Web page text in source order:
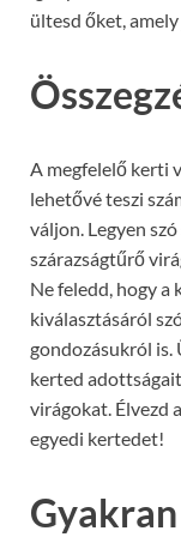
ültesd őket,
A megfelelő kerti
lehetővé teszi
váljon. Legyen
szárazságtűrő
Ne feledd, hogy a
kiválasztásáról
gondozásukról is.
kerted
virágokat. Élvezd
egyedi kertedet!